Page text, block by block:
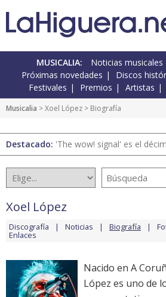
MUSICALIA: Noticias musicales
Próximas novedades
Discos
Festivales
Premios Artistas
Musicalia >Xoel López > Biografía
Destacado: 'The wow! signal' es el
Xoel López
Discografía Noticias Biografía
Enlaces
Nacido en A
López es uno de